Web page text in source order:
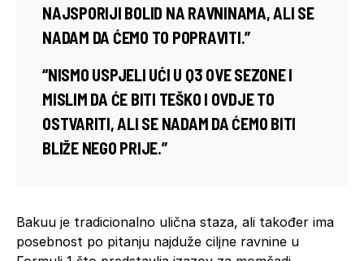
NAJSPORIJI BOLID NA RAVNINAMA, ALI SE
NADAM DA ĆEMO TO POPRAVITI.”
“NISMO USPJELI UĆI U Q3 OVE SEZONE I
MISLIM DA ĆE BITI TEŠKO I OVDJE TO
OSTVARITI, ALI SE NADAM DA ĆEMO BITI
BLIŽE NEGO PRIJE.”
Bakuu je tradicionalno ulična staza, ali također ima
posebnost po pitanju najduže ciljne ravnine u